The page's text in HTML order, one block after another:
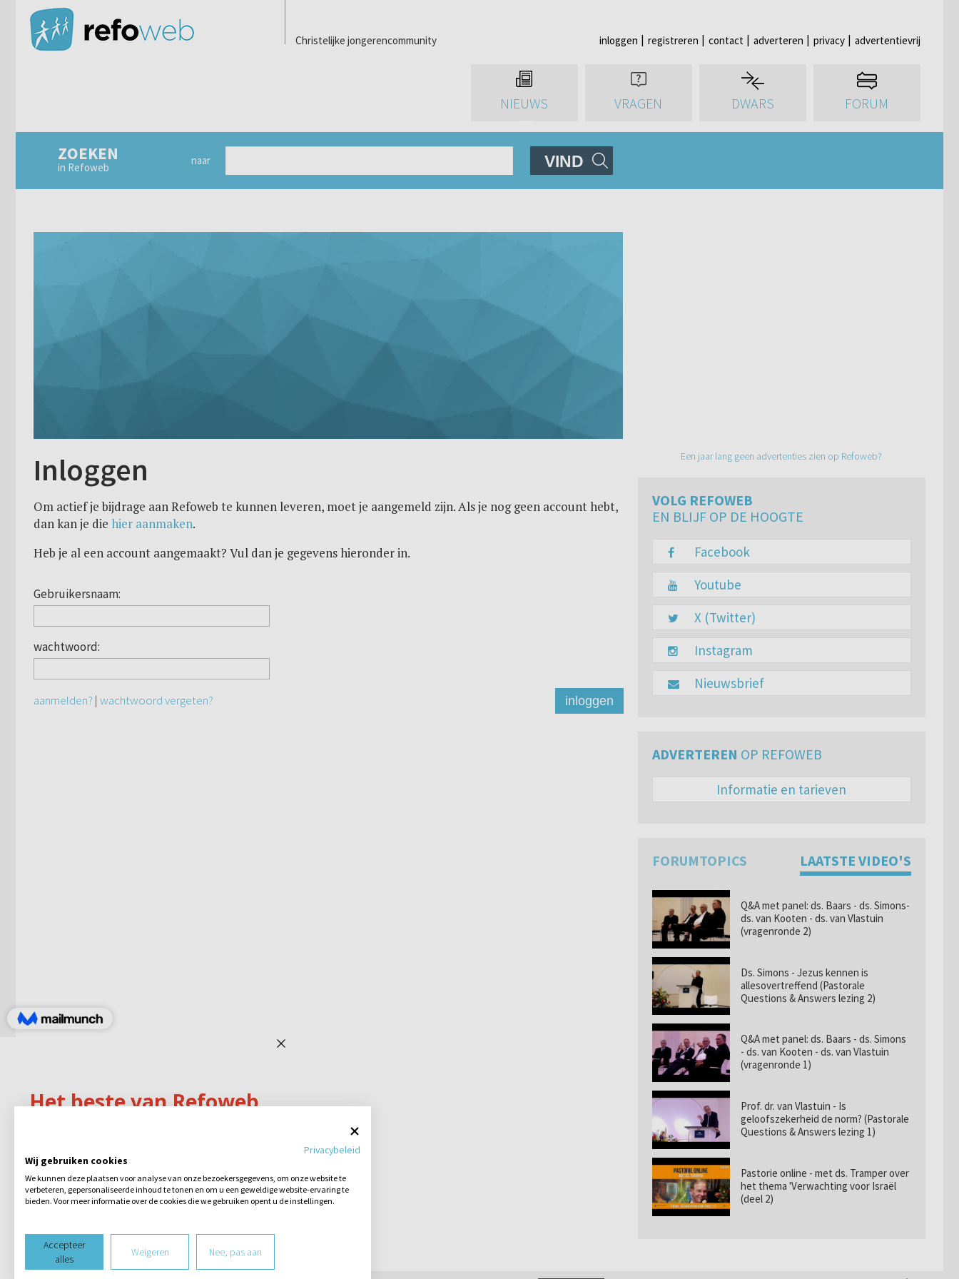
Christelijke jongerencommunity inloggen registreren contact adverteren privacy advertentievrij
NIEUWS VRAGEN DWARS FORUM
ZOEKEN
in Refoweb
naar VIND
Inloggen
Om actief je bijdrage aan Refoweb te kunnen leveren, moet je aangemeld zijn. Als je nog geen account hebt,
dan kan je die hier aanmaken.
Heb je al een account aangemaakt? Vul dan je gegevens hieronder in.
Gebruikersnaam:
wachtwoord:
aanmelden? | wachtwoord vergeten? inloggen
Een jaar lang geen advertenties zien op Refoweb?
VOLG REFOWEB
EN BLIJF OP DE HOOGTE
Facebook
Youtube
X (Twitter)
Instagram
Nieuwsbrief
ADVERTEREN OP REFOWEB
Informatie en tarieven
FORUMTOPICS LAATSTE VIDEO'S
Q&A met panel: ds. Baars - ds. Simons-
ds. van Kooten - ds. van Vlastuin
(vragenronde 2)
Ds. Simons - Jezus kennen is
allesovertreffend (Pastorale
Questions & Answers lezing 2)
Q&A met panel: ds. Baars - ds. Simons
- ds. van Kooten - ds. van Vlastuin
(vragenronde 1)
Prof. dr. van Vlastuin - Is
geloofszekerheid de norm? (Pastorale
Questions & Answers lezing 1)
Pastorie online - met ds. Tramper over
het thema 'Verwachting voor Israël
(deel 2)
Privacybeleid
Wij gebruiken cookies
We kunnen deze plaatsen voor analyse van onze bezoekersgegevens, om onze website te
verbeteren, gepersonaliseerde inhoud te tonen en om u een geweldige website-ervaring te
bieden. Voor meer informatie over de cookies die we gebruiken opent u de instellingen.
Accepteer
alles
Weigeren Nee, pas aan